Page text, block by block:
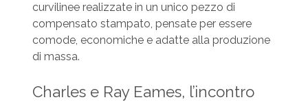
curvilinee realizzate in un unico pezzo di
compensato stampato, pensate per essere
comode, economiche e adatte alla produzione
di massa.
Charles e Ray Eames, l’incontro